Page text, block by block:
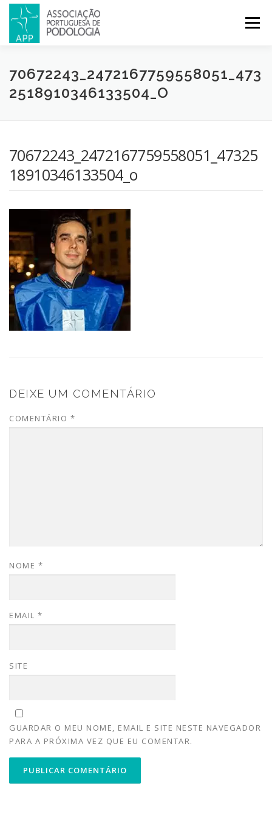
Menu
APP PODOLOGIA LICENCIATURA EM PODOLOGIA
CONGRESSOS REVISTA CONTACTOS
70672243_2472167759558051_473
2518910346133504_O
70672243_2472167759558051_47325
18910346133504_o
DEIXE UM COMENTÁRIO
COMENTÁRIO *
NOME *
EMAIL *
SITE
GUARDAR O MEU NOME, EMAIL E SITE NESTE NAVEGADOR
PARA A PRÓXIMA VEZ QUE EU COMENTAR.